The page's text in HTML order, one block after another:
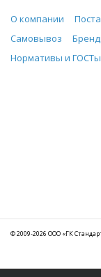
О компании
Самовывоз
Нормативы и ГОСТы
© 2009-2026 ООО «ГК